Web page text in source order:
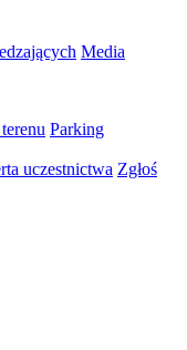
Media
Parking
uczestnictwa Zgłoś